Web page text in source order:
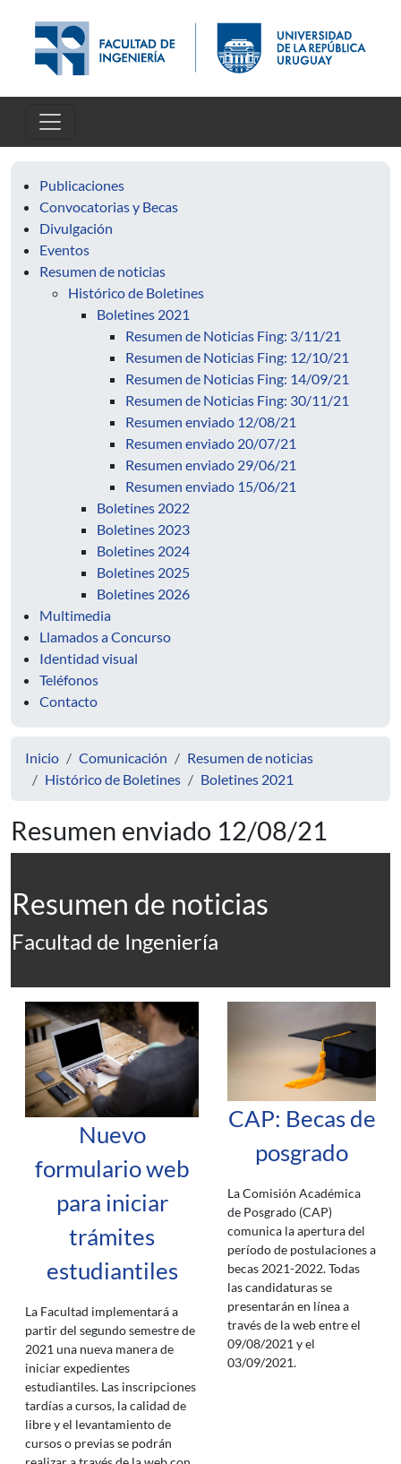
Publicaciones
Convocatorias y Becas
Divulgación
Eventos
Resumen de noticias
Histórico de Boletines
Boletines 2021
Resumen de Noticias Fing: 3/11/21
Resumen de Noticias Fing: 12/10/21
Resumen de Noticias Fing: 14/09/21
Resumen de Noticias Fing: 30/11/21
Resumen enviado 12/08/21
Resumen enviado 20/07/21
Resumen enviado 29/06/21
Resumen enviado 15/06/21
Boletines 2022
Boletines 2023
Boletines 2024
Boletines 2025
Boletines 2026
Multimedia
Llamados a Concurso
Identidad visual
Teléfonos
Contacto
Inicio Comunicación
Resumen de noticias
Histórico de Boletines
Boletines 2021
Resumen enviado 12/08/21
Resumen de noticias
Facultad de Ingeniería
Nuevo
formulario web
para iniciar
trámites
estudiantiles
La Facultad implementará a
partir del segundo semestre de
2021 una nueva manera de
iniciar expedientes
estudiantiles. Las inscripciones
tardías a cursos, la calidad de
libre y el levantamiento de
cursos o previas se podrán
CAP: Becas de
posgrado
La Comisión Académica
de Posgrado (CAP)
comunica la apertura del
período de postulaciones a
becas 2021-2022. Todas
las candidaturas se
presentarán en línea a
través de la web entre el
09/08/2021 y el
03/09/2021.